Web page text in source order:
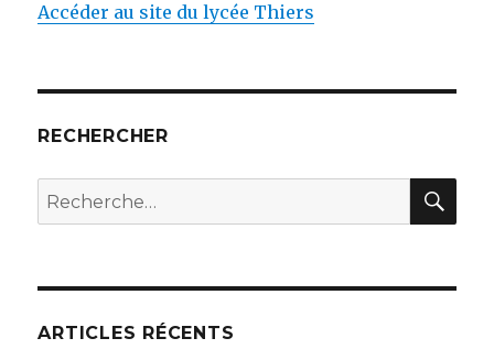
Accéder au site du lycée Thiers
RECHERCHER
Recherche
pour
ARTICLES RÉCENTS